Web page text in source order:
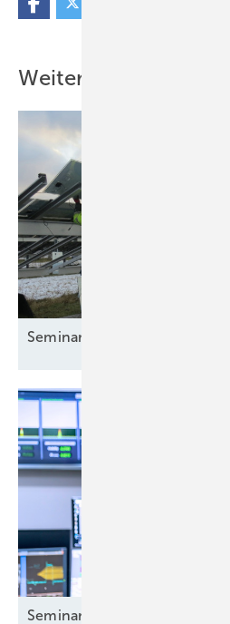
Weitere Inhalte
Seminar:
Seminar: Schutzkonzepte und